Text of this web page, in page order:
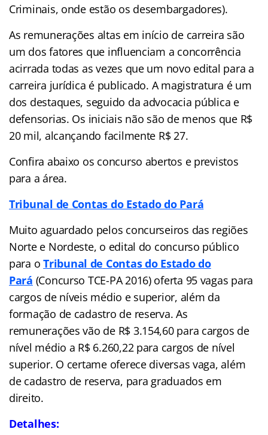
Criminais, onde estão os desembargadores).
As remunerações altas em início de carreira são
um dos fatores que influenciam a concorrência
acirrada todas as vezes que um novo edital para a
carreira jurídica é publicado. A magistratura é um
dos destaques, seguido da advocacia pública e
defensorias. Os iniciais não são de menos que R$
20 mil, alcançando facilmente R$ 27.
Confira abaixo os concurso abertos e previstos
para a área.
Tribunal de Contas do Estado do Pará
Muito aguardado pelos concurseiros das regiões
Norte e Nordeste, o edital do concurso público
para oTribunal de Contas do Estado do
Pará (Concurso TCE-PA 2016) oferta 95 vagas para
cargos de níveis médio e superior, além da
formação de cadastro de reserva. As
remunerações vão de R$ 3.154,60 para cargos de
nível médio a R$ 6.260,22 para cargos de nível
superior. O certame oferece diversas vaga, além
de cadastro de reserva, para graduados em
direito.
Detalhes: